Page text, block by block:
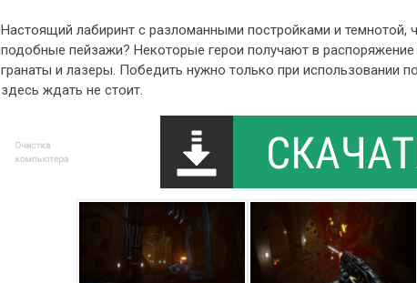
Настоящий лабиринт с разломанными постройками и
подобные пейзажи? Некоторые герои получают в распоряжение
гранаты и лазеры. Победить нужно только при использовании
здесь ждать не стоит.